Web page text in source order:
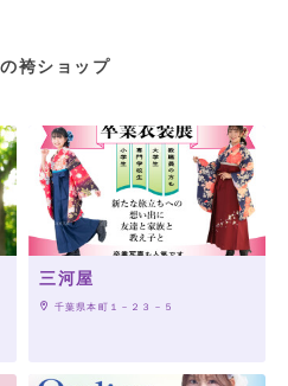
袴ショップ
三河屋
千葉県本町１－２３－５